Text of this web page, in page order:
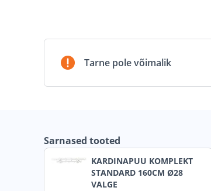
Tarne pole võimalik
Sarnased tooted
KARDINAPUU KOMPLEKT
STANDARD 160CM Ø28
VALGE